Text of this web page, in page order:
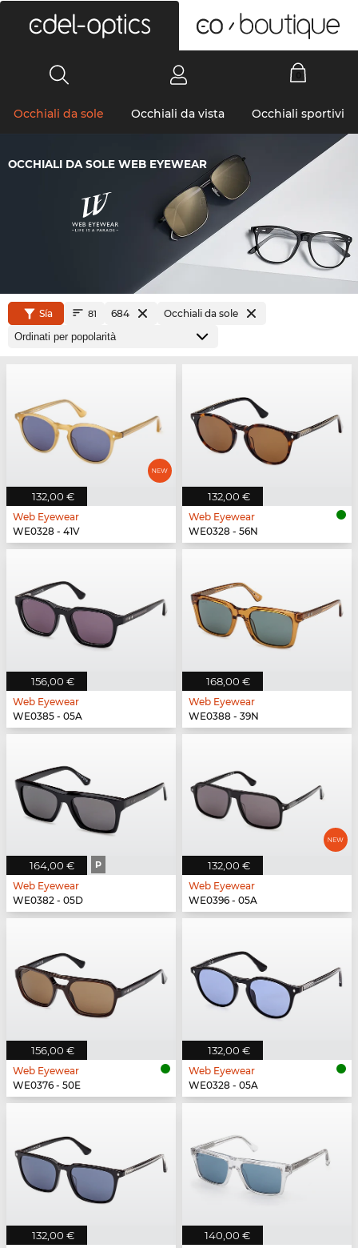
Occhiali da sole Occhiali da vista Occhiali sportivi
OCCHIALI DA SOLE WEB EYEWEAR
Sía 81 684 Occhiali da sole
132,00 €
Web Eyewear
WE0328 - 41V
132,00 €
Web Eyewear
WE0328 - 56N
156,00 €
Web Eyewear
WE0385 - 05A
168,00 €
Web Eyewear
WE0388 - 39N
164,00 € P
Web Eyewear
WE0382 - 05D
132,00 €
Web Eyewear
WE0396 - 05A
156,00 €
Web Eyewear
WE0376 - 50E
132,00 €
Web Eyewear
WE0328 - 05A
132,00 € 140,00 €